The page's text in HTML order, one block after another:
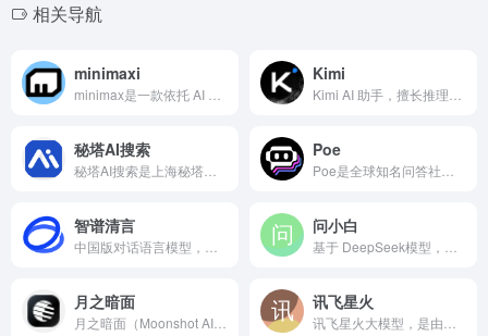
相关导航
minimaxi Kimi
秘塔AI搜索 Poe
智谱清言 问小白
月之暗面 讯飞星火